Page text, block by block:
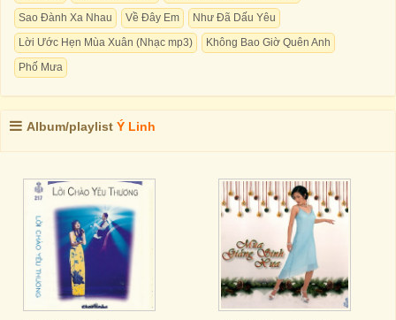
Sao Đành Xa Nhau
Về Đây Em
Như Đã Dấu Yêu
Lời Ước Hẹn Mùa Xuân (Nhạc mp3)
Không Bao Giờ Quên Anh
Phố Mưa
Album/playlist Ý Linh